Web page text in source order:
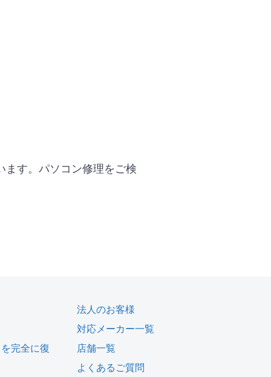
す。パソコン修理をご検
完全に復
法人のお客様
対応メーカー一覧
店舗一覧
よくあるご質問